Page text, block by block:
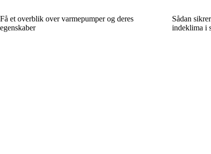
Få et overblik over varmepumper og deres
egenskaber
Sådan
indeklima i